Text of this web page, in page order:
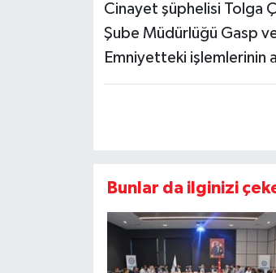
Cinayet şüphelisi Tolga
Şube Müdürlüğü Gasp
Emniyetteki işlemlerinin
Bunlar da ilginizi